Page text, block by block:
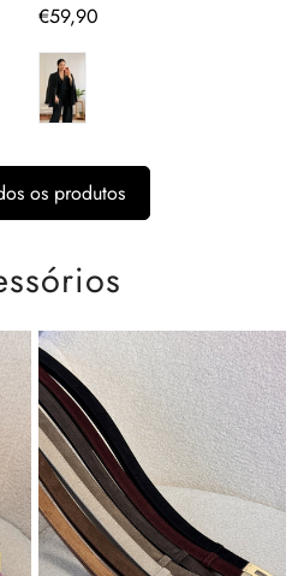
Preço
€59,90
os produtos